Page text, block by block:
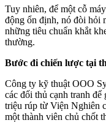
Tuy nhiên, để một cỗ
động ổn định, nó đòi hỏi
những tiêu chuẩn khắt
thường.
Bước đi chiến lược tại
Công ty kỹ thuật OOO
các đối thủ cạnh tranh
triệu rúp từ Viện Nghiên
một thành viên chủ chốt